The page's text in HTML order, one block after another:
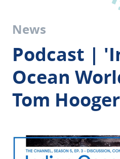
News
Podcast |
Ocean
Tom